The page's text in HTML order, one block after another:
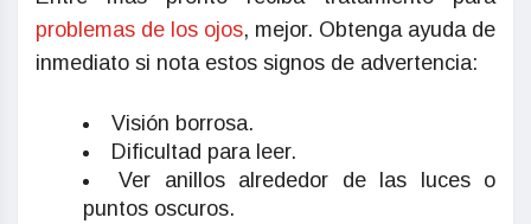
problemas de los ojos, mejor. Obtenga ayuda de
inmediato si nota estos signos de advertencia:
Visión borrosa.
Dificultad para leer.
Ver anillos alrededor de las luces o
puntos oscuros.